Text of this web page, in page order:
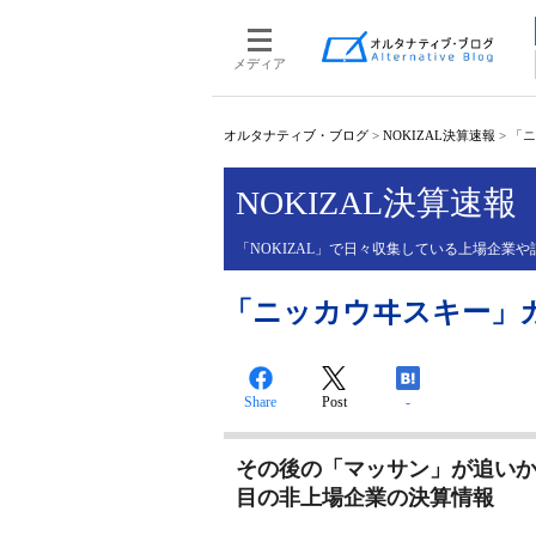
メディア
オルタナティブ・ブログ > NOKIZAL決算速報 > 「
NOKIZAL決算速報
「NOKIZAL」で日々収集している上場企業
「ニッカウヰスキー
Share Post -
その後の「マッサン」が追い
目の非上場企業の決算情報